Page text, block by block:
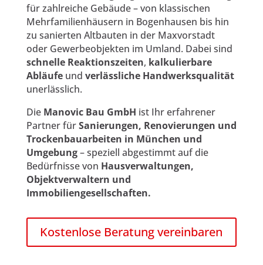
für zahlreiche Gebäude – von klassischen
Mehrfamilienhäusern in Bogenhausen bis hin
zu sanierten Altbauten in der Maxvorstadt
oder Gewerbeobjekten im Umland. Dabei sind
schnelle Reaktionszeiten, kalkulierbare
Abläufeund verlässliche Handwerksqualität
unerlässlich.
Die Manovic Bau GmbH ist Ihr erfahrener
Partner fürSanierungen, Renovierungen und
Trockenbauarbeiten in München und
Umgebung– speziell abgestimmt auf die
Bedürfnisse von Hausverwaltungen,
Objektverwaltern und
Immobiliengesellschaften.
Kostenlose Beratung vereinbaren